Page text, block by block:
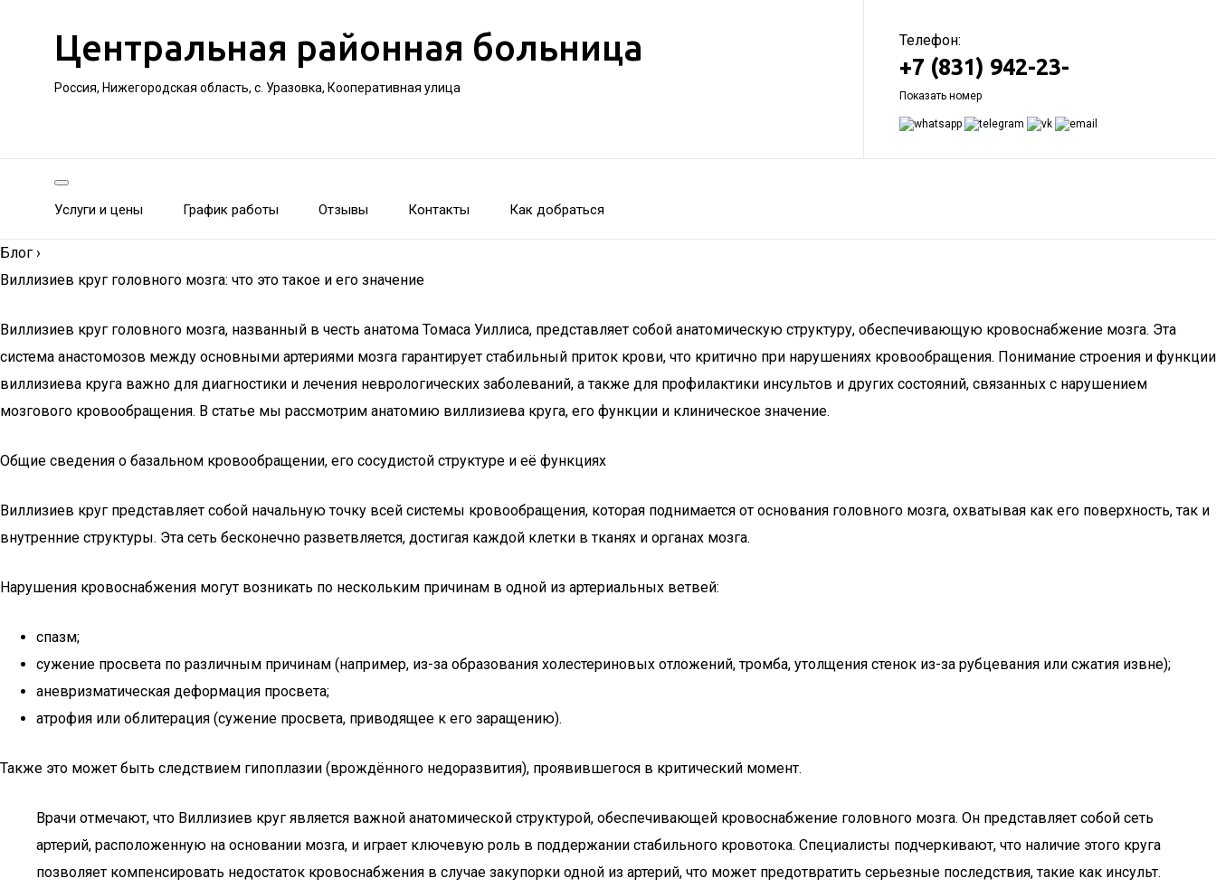
Центральная районная больница
Россия, Нижегородская область, с. Уразовка, Кооперативная улица
Телефон:
+7 (831) 942-23-
Показать номер
Услуги и цены График работы Отзывы Контакты Как добраться
Блог ›
Виллизиев круг головного мозга: что это такое и его значение
Виллизиев круг головного мозга, названный в честь анатома Томаса Уиллиса, представляет собой анатомическую структуру, обеспечивающую кровоснабжение мозга. Эта
система анастомозов между основными артериями мозга гарантирует стабильный приток крови, что критично при нарушениях кровообращения. Понимание строения и функции
виллизиева круга важно для диагностики и лечения неврологических заболеваний, а также для профилактики инсультов и других состояний, связанных с нарушением
мозгового кровообращения. В статье мы рассмотрим анатомию виллизиева круга, его функции и клиническое значение.
Общие сведения о базальном кровообращении, его сосудистой структуре и её функциях
Виллизиев круг представляет собой начальную точку всей системы кровообращения, которая поднимается от основания головного мозга, охватывая как его поверхность, так и
внутренние структуры. Эта сеть бесконечно разветвляется, достигая каждой клетки в тканях и органах мозга.
Нарушения кровоснабжения могут возникать по нескольким причинам в одной из артериальных ветвей:
спазм;
сужение просвета по различным причинам (например, из-за образования холестериновых отложений, тромба, утолщения стенок из-за рубцевания или сжатия извне);
аневризматическая деформация просвета;
атрофия или облитерация (сужение просвета, приводящее к его заращению).
Также это может быть следствием гипоплазии (врождённого недоразвития), проявившегося в критический момент.
Врачи отмечают, что Виллизиев круг является важной анатомической структурой, обеспечивающей кровоснабжение головного мозга. Он представляет собой сеть
артерий, расположенную на основании мозга, и играет ключевую роль в поддержании стабильного кровотока. Специалисты подчеркивают, что наличие этого круга
позволяет компенсировать недостаток кровоснабжения в случае закупорки одной из артерий, что может предотвратить серьезные последствия, такие как инсульт.